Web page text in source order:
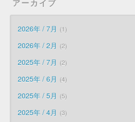
アーカイブ
2026年 / 7月 1
2026年 / 2月 2
2025年 / 7月 2
2025年 / 6月 4
2025年 / 5月 5
2025年 / 4月 3